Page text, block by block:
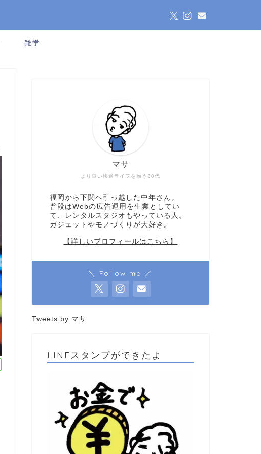
雑学
より良い快適ライフを願う30代
マサ
福岡から下関へ引っ越した中年さん。
普段はWebの広告運用を生業としてい
て、レンタルスタジオもやっている人。
ガジェットやモノづくりが大好き。
【詳しいプロフィールはこちら】
＼ Follow me ／
Tweets by マサ
LINEスタンプができたよ